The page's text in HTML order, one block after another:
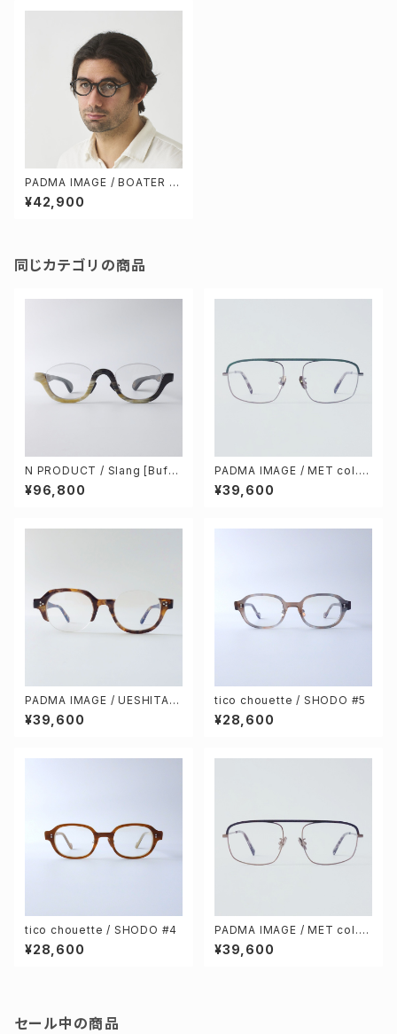
PADMA IMAGE / BOATER 2
[brown / gray]
¥42,900
同じカテゴリの商品
N PRODUCT / Slang [Buffa
lo horn]
¥96,800
PADMA IMAGE / MET col.5
[green / gray]
¥39,600
PADMA IMAGE / UESHITA c
ol.4 [demi stripe]
¥39,600
tico chouette / SHODO #5
¥28,600
tico chouette / SHODO #4
¥28,600
PADMA IMAGE / MET col.3
[black / brown]
¥39,600
セール中の商品